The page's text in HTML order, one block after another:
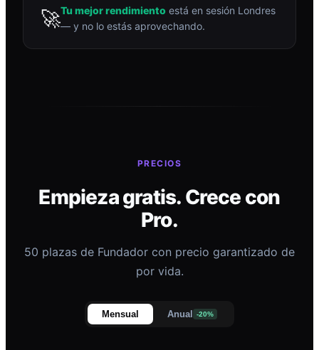
🚀Tu mejor rendimiento está en sesión Londres
— y no lo estás aprovechando.
PRECIOS
Empieza gratis. Crece con
Pro.
50 plazas de Fundador con precio garantizado de
por vida.
Mensual Anual -20%